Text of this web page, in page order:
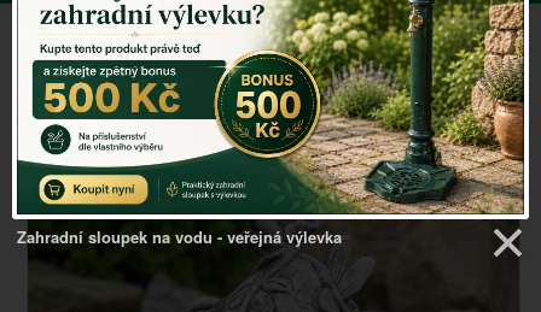
Venkovský domov ->ZAHRADNÍ SOCHY->Malý
domeček, který dá zahradě příběh 24x13x10 cm
Zahradní sloupek na vodu - veřejná výlevka